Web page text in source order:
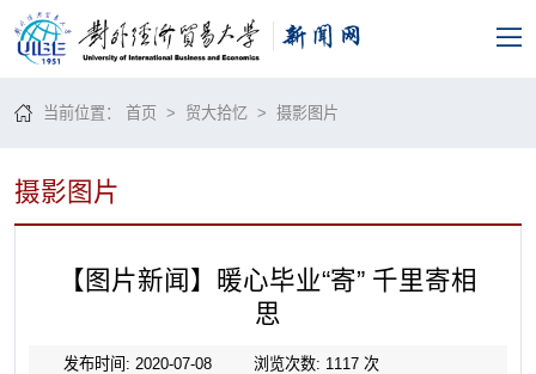
当前位置：首页 > 贸大拾忆 >摄影图片
摄影图片
【图片新闻】暖心毕业“寄” 千里寄相
思
发布时间: 2020-07-08 浏览次数: 1117次